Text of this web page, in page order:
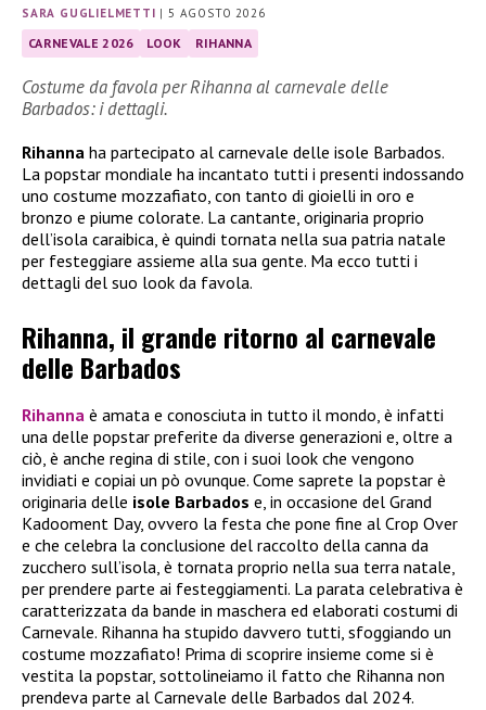
SARA GUGLIELMETTI |5 AGOSTO 2026
CARNEVALE 2026 LOOK RIHANNA
Costume da favola per Rihanna al carnevale delle
Barbados: i dettagli.
Rihanna ha partecipato al carnevale delle isole Barbados.
La popstar mondiale ha incantato tutti i presenti indossando
uno costume mozzafiato, con tanto di gioielli in oro e
bronzo e piume colorate. La cantante, originaria proprio
dell’isola caraibica, è quindi tornata nella sua patria natale
per festeggiare assieme alla sua gente. Ma ecco tutti i
dettagli del suo look da favola.
Rihanna, il grande ritorno al carnevale
delle Barbados
Rihanna è amata e conosciuta in tutto il mondo, è infatti
una delle popstar preferite da diverse generazioni e, oltre a
ciò, è anche regina di stile, con i suoi look che vengono
invidiati e copiai un pò ovunque. Come saprete la popstar è
originaria delle isole Barbados e, in occasione del Grand
Kadooment Day, ovvero la festa che pone fine al Crop Over
e che celebra la conclusione del raccolto della canna da
zucchero sull’isola, è tornata proprio nella sua terra natale,
per prendere parte ai festeggiamenti. La parata celebrativa è
caratterizzata da bande in maschera ed elaborati costumi di
Carnevale. Rihanna ha stupido davvero tutti, sfoggiando un
costume mozzafiato! Prima di scoprire insieme come si è
vestita la popstar, sottolineiamo il fatto che Rihanna non
prendeva parte al Carnevale delle Barbados dal 2024.